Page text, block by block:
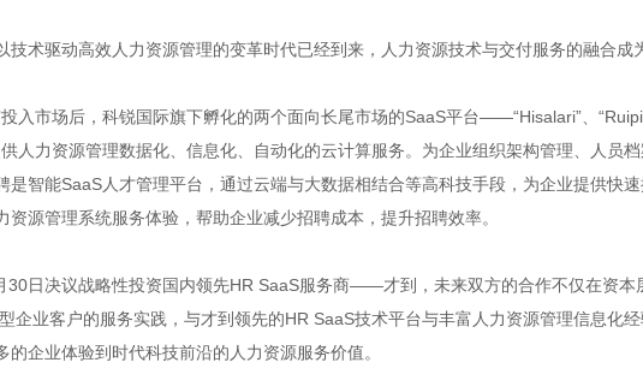
术驱动高效人力资源管理的变革时代已经到来，人力资源技术与交付服务的融合成
投入市场后，科锐国际旗下孵化的两个面向长尾市场的SaaS平台——“Hisalari”、
人力资源管理数据化、信息化、自动化的云计算服务。为企业组织架构管理、人员
是智能SaaS人才管理平台，通过云端与大数据相结合等高科技手段，为企业提供快
源管理系统服务体验，帮助企业减少招聘成本，提升招聘效率。
30日决议战略性投资国内领先HR SaaS服务商——才到，未来双方的合作不仅在资
企业客户的服务实践，与才到领先的HR SaaS技术平台与丰富人力资源管理信息化
企业体验到时代科技前沿的人力资源服务价值。